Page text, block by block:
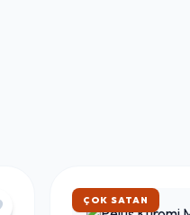
ÇOK SATAN